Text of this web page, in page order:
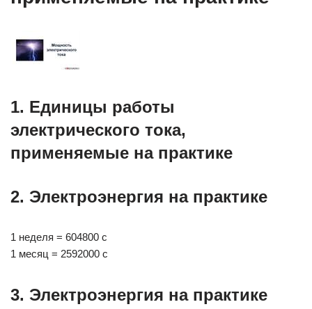
1. Единицы работы
электрического тока,
применяемые на практике
2. Электроэнергия на практике
1 неделя = 604800 с
1 месяц = 2592000 с
3. Электроэнергия на практике